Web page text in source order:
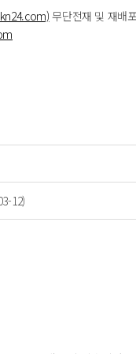
무단전재 및 재배
12)